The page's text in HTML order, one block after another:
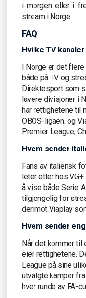
i morgen eller i
stream i Norge.
FAQ
Hvilke TV-
I Norge er det
både på TV og
Direktesport som
lavere divisjoner i
har rettighetene til
OBOS-ligaen, og
Premier League,
Hvem sender
Fans av italiensk
leter etter hos
å vise både Serie
tilgjengelig for
derimot Viaplay
Hvem sender
Når det kommer til
eier rettighetene.
League på sine
utvalgte kamper
hver runde av FA-